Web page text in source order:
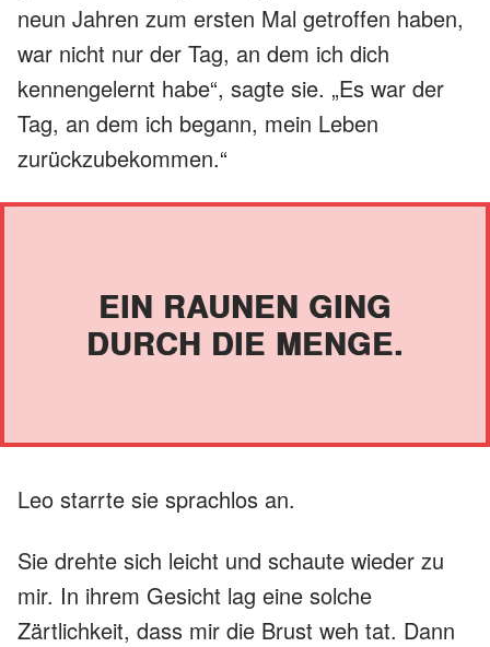
neun Jahren zum ersten Mal getroffen haben,
war nicht nur der Tag, an dem ich dich
kennengelernt habe“, sagte sie. „Es war der
Tag, an dem ich begann, mein Leben
zurückzubekommen.“
EIN RAUNEN GING
DURCH DIE MENGE.
Leo starrte sie sprachlos an.
Sie drehte sich leicht und schaute wieder zu
mir. In ihrem Gesicht lag eine solche
Zärtlichkeit, dass mir die Brust weh tat. Dann